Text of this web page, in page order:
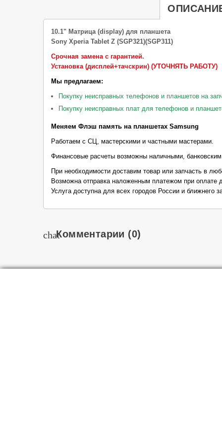
10.1" Матрица (display) для планшета
Sony Xperia Tablet Z (SGP321)(SGP311)
Срочная замена с гарантией.
Установка (дисплей+тачскрин) (УТОЧНЯТЬ РАБОТУ)
Мы предлагаем:
Покупку неисправных телефонов и планшетов на
Покупку неисправных плат для телефонов и
Меняем Флэш память на планшетах Samsung
Работаем с СЦ, мастерскими и частными мастерами.
Финансовые расчеты возможны наличными,
При необходимости доставим товар или запчасть в
Возможна отправка наложенным платежом при оплате
Услуга доступна для всех городов России и ближнего
chatКомментарии (0)